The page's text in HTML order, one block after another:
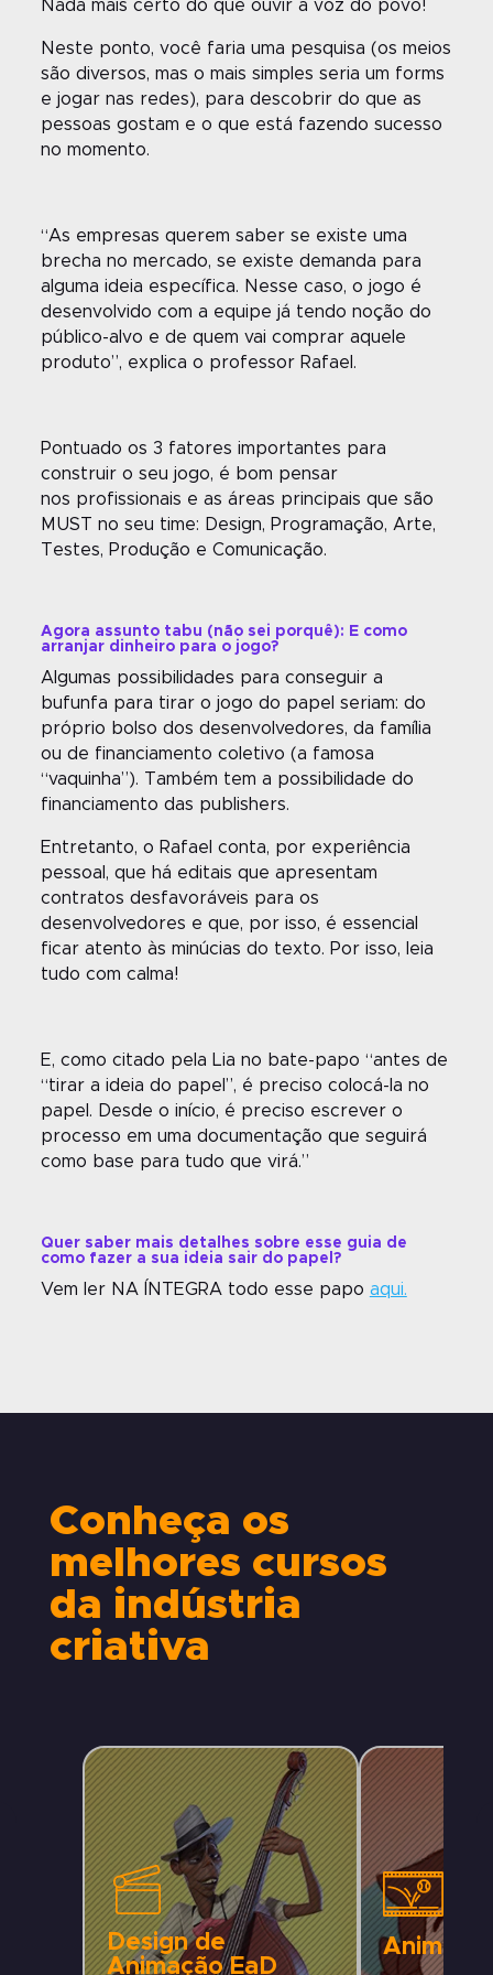
Nada mais certo do que ouvir a voz do povo!
Neste ponto, você faria uma pesquisa (os meios
são diversos, mas o mais simples seria um forms
e jogar nas redes), para descobrir do que as
pessoas gostam e o que está fazendo sucesso
no momento.
“As empresas querem saber se existe uma
brecha no mercado, se existe demanda para
alguma ideia específica. Nesse caso, o jogo é
desenvolvido com a equipe já tendo noção do
público-alvo e de quem vai comprar aquele
produto”, explica o professor Rafael.
Pontuado os 3 fatores importantes para
construir o seu jogo, é bom pensar
nos profissionais e as áreas principais que são
MUST no seu time: Design, Programação, Arte,
Testes, Produção e Comunicação.
Agora assunto tabu (não sei porquê): E como
arranjar dinheiro para o jogo?
Algumas possibilidades para conseguir a
bufunfa para tirar o jogo do papel seriam: do
próprio bolso dos desenvolvedores, da família
ou de financiamento coletivo (a famosa
“vaquinha”). Também tem a possibilidade do
financiamento das publishers.
Entretanto, o Rafael conta, por experiência
pessoal, que há editais que apresentam
contratos desfavoráveis para os
desenvolvedores e que, por isso, é essencial
ficar atento às minúcias do texto. Por isso, leia
tudo com calma!
E, como citado pela Lia no bate-papo “antes de
“tirar a ideia do papel”, é preciso colocá-la no
papel. Desde o início, é preciso escrever o
processo em uma documentação que seguirá
como base para tudo que virá.”
Quer saber mais detalhes sobre esse guia de
como fazer a sua ideia sair do papel?
Vem ler NA ÍNTEGRA todo esse papo aqui.
Conheça os
melhores cursos
da indústria
criativa
Design de
Animação EaD